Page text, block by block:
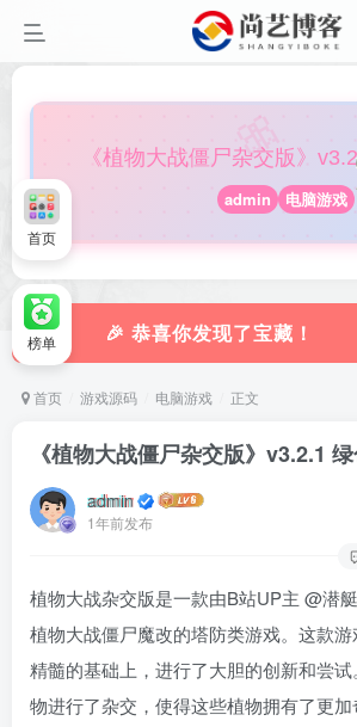
🎀
《植物大战僵尸杂交版》
admin 电脑游戏
🎉 恭喜你发现了宝藏！
首页 游戏源码 电脑游戏 正文
《植物大战僵尸杂交版》v3.2.1
admin
1年前发布
植物大战杂交版是一款由B站UP主 @潜
植物大战僵尸魔改的塔防类游戏。这款
精髓的基础上，进行了大胆的创新和尝
物进行了杂交，使得这些植物拥有了更
首页
榜单